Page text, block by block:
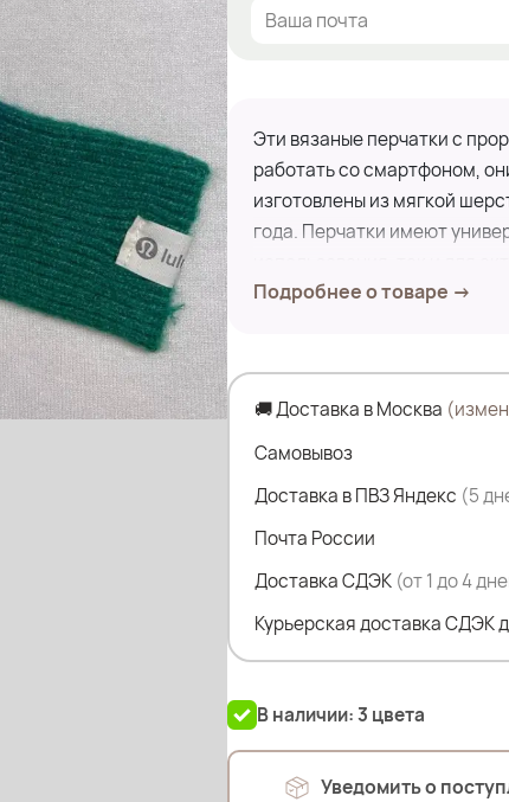
Эти вязаные перчатки с
работать со смартфоном,
изготовлены из мягкой
года. Перчатки имеют
использования, так и для
делают их отличным выбором
Подробнее о товаре →
🚚 Доставка в Москва
Самовывоз
Доставка в ПВЗ Яндекс (5
Почта России
Доставка СДЭК (от 1 до 4
Курьерская доставка СДЭК
В наличии: 3 цвета
Уведомить о